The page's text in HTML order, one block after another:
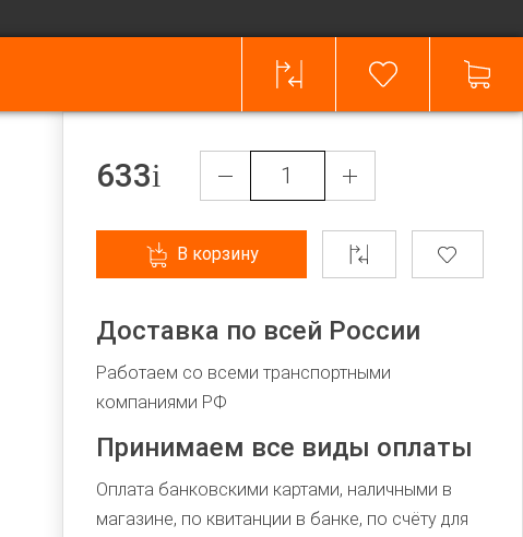
633
В корзину
Доставка по всей России
Работаем со всеми транспортными
компаниями РФ
Принимаем все виды оплаты
Оплата банковскими картами, наличными в
магазине, по квитанции в банке, по счёту для